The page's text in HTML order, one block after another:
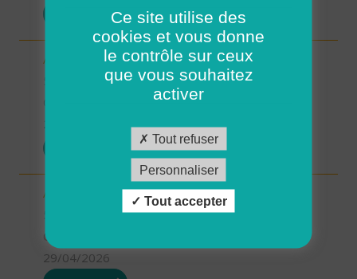
Auxiliaires de vie ou Aides à domicile (H/F)
56 - Morbihan
Aides à domicile emploi saisonnier (H/F)
CDD
29/04/2026
Ce site utilise des
cookies et vous donne
le contrôle sur ceux
que vous souhaitez
activer
Tout refuser
Personnaliser
Tout accepter